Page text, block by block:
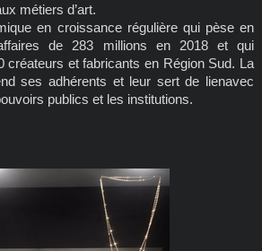
métiers d’art.
en croissance régulière qui pèse en
de 283 millions en 2018 et qui
créateurs et fabricants en Région Sud. La
ses adhérents et leur sert de lienavec
publics et les institutions.